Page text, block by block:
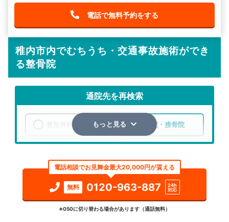
電話で無料予約をする
稚内市内でむちうち・交通事故施術ができ
る整骨院
通院先を再検索
整形外科 整骨院・接骨院
検索する
詳細条件で絞り込む
もっと見る
電話相談でお見舞金最大20,000円が貰える
無料 0120-963-887
24h
対応
※050に切り替わる場合があります（通話無料）